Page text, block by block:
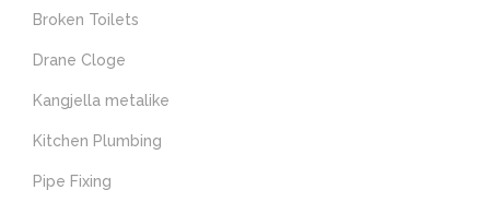
Broken Toilets
Drane Cloge
Kangjella metalike
Kitchen Plumbing
Pipe Fixing